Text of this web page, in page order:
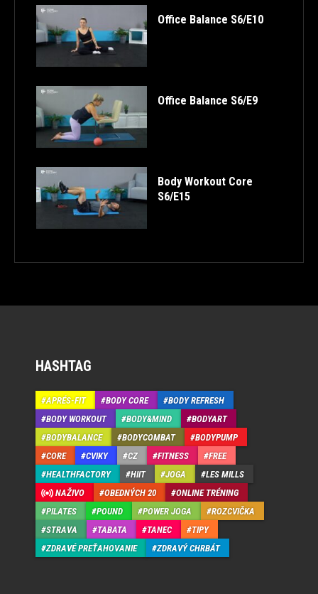
Office Balance S6/E10
Office Balance S6/E9
Body Workout Core
S6/E15
HASHTAG
APRÉS-FIT BODY CORE
BODY REFRESH
BODY WORKOUT
BODY&MIND
BODYART
BODYBALANCE
BODYCOMBAT
BODYPUMP
CORE
CVIKY CZ FITNESS
FREE
HEALTHFACTORY
HIIT JOGA
LES MILLS
NAŽIVO
OBEDNÝCH 20
ONLINE TRÉNING
PILATES
POUND POWER JOGA
ROZCVIČKA
STRAVA
TABATA TANEC
TIPY
ZDRAVÉ PREŤAHOVANIE
ZDRAVÝ CHRBÁT